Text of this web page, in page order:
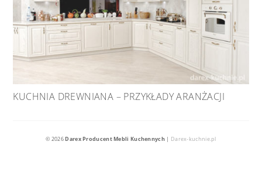
KUCHNIA DREWNIANA – PRZYKŁADY ARANŻACJI
© 2026Darex Producent Mebli Kuchennych | Darex-kuchnie.pl